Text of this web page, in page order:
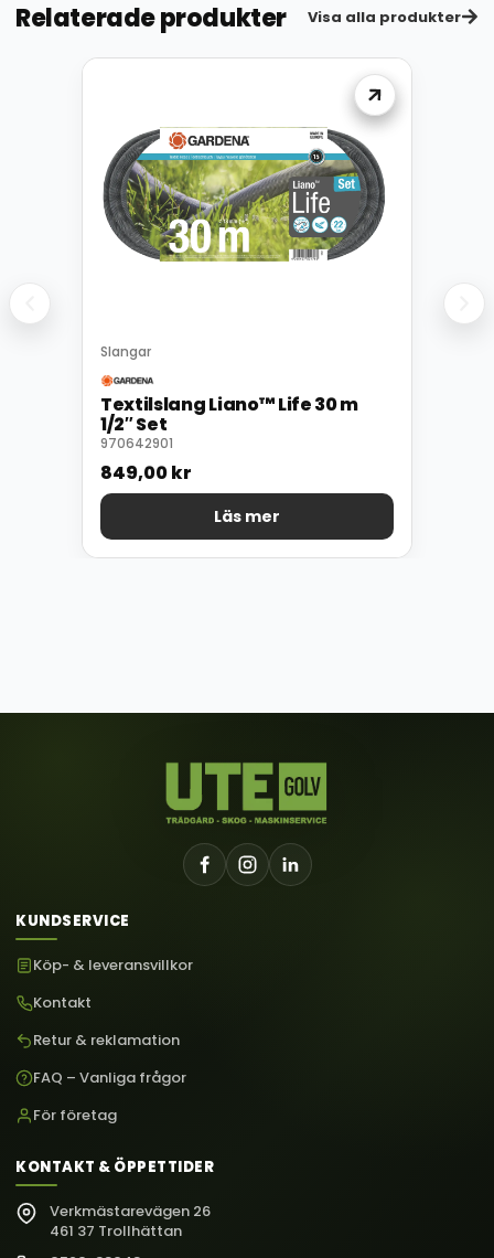
Relaterade produkter Visa alla produkter
Slangar
Textilslang Liano™ Life 30 m
1/2″ Set
970642901
849,00kr
Läs mer
KUNDSERVICE
Köp- & leveransvillkor
Kontakt
Retur & reklamation
FAQ – Vanliga frågor
För företag
KONTAKT & ÖPPETTIDER
Verkmästarevägen 26
461 37 Trollhättan